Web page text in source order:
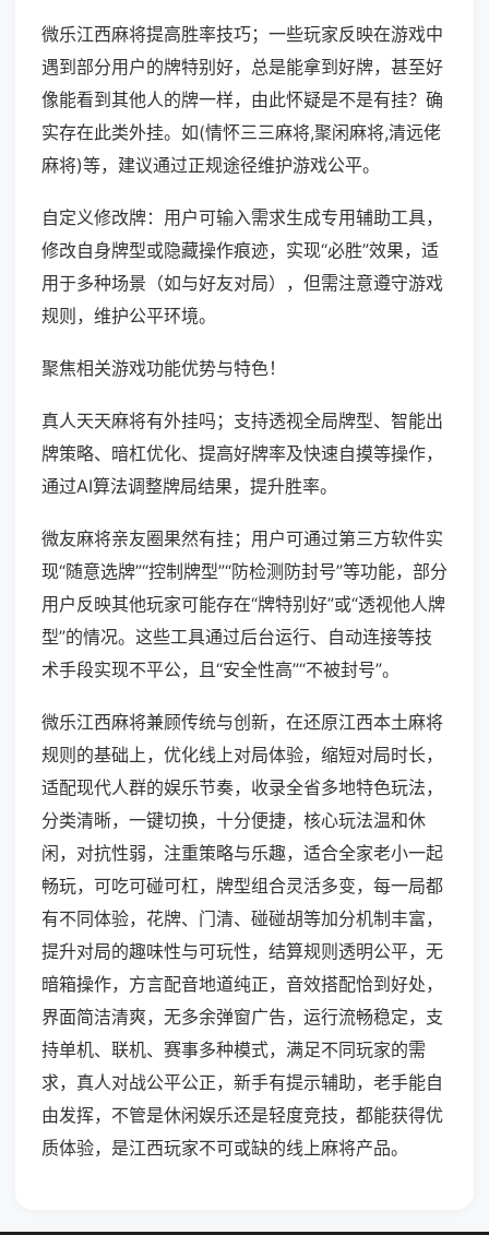
微乐江西麻将提高胜率技巧；一些玩家反映在游戏中
遇到部分用户的牌特别好，总是能拿到好牌，甚至好
像能看到其他人的牌一样，由此怀疑是不是有挂？确
实存在此类外挂。如(情怀三三麻将,聚闲麻将,清远佬
麻将)等，建议通过正规途径维护游戏公平。
自定义修改牌：用户可输入需求生成专用辅助工具，
修改自身牌型或隐藏操作痕迹，实现“必胜”效果，适
用于多种场景（如与好友对局），但需注意遵守游戏
规则，维护公平环境。
聚焦相关游戏功能优势与特色！
真人天天麻将有外挂吗；支持透视全局牌型、智能出
牌策略、暗杠优化、提高好牌率及快速自摸等操作，
通过AI算法调整牌局结果，提升胜率。
微友麻将亲友圈果然有挂；用户可通过第三方软件实
现“随意选牌”“控制牌型”“防检测防封号”等功能，部分
用户反映其他玩家可能存在“牌特别好”或“透视他人牌
型”的情况。这些工具通过后台运行、自动连接等技
术手段实现不平公，且“安全性高”“不被封号”。
微乐江西麻将兼顾传统与创新，在还原江西本土麻将
规则的基础上，优化线上对局体验，缩短对局时长，
适配现代人群的娱乐节奏，收录全省多地特色玩法，
分类清晰，一键切换，十分便捷，核心玩法温和休
闲，对抗性弱，注重策略与乐趣，适合全家老小一起
畅玩，可吃可碰可杠，牌型组合灵活多变，每一局都
有不同体验，花牌、门清、碰碰胡等加分机制丰富，
提升对局的趣味性与可玩性，结算规则透明公平，无
暗箱操作，方言配音地道纯正，音效搭配恰到好处，
界面简洁清爽，无多余弹窗广告，运行流畅稳定，支
持单机、联机、赛事多种模式，满足不同玩家的需
求，真人对战公平公正，新手有提示辅助，老手能自
由发挥，不管是休闲娱乐还是轻度竞技，都能获得优
质体验，是江西玩家不可或缺的线上麻将产品。